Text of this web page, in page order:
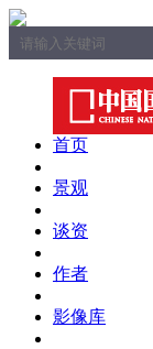
首页
景观
谈资
作者
影像库